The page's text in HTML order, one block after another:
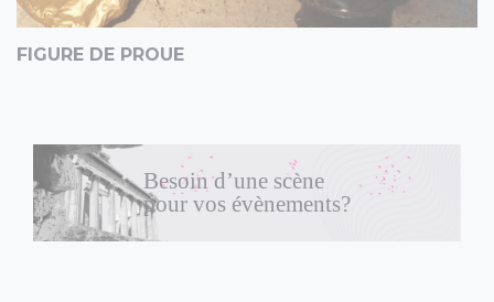
FIGURE DE PROUE
Besoin d’une scène
pour vos évènements?